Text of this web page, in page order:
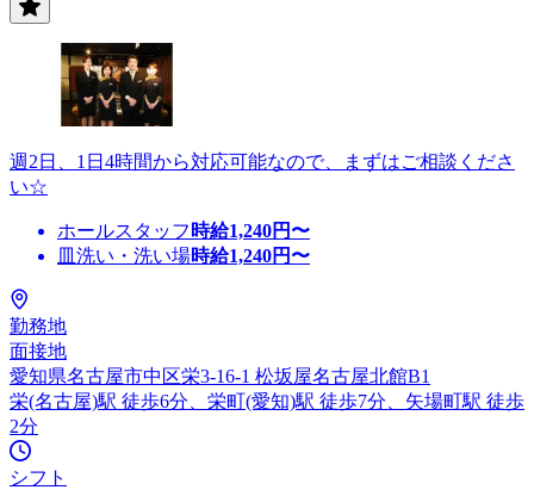
週2日、1日4時間から対応可能なので、まずはご相談くださ
い☆
ホールスタッフ 時給1,240円〜
皿洗い・洗い場時給1,240円〜
勤務地
面接地
愛知県名古屋市中区栄3-16-1 松坂屋名古屋北館B1
栄(名古屋)駅 徒歩6分、栄町(愛知)駅 徒歩7分、矢場町駅 徒歩
2分
シフト